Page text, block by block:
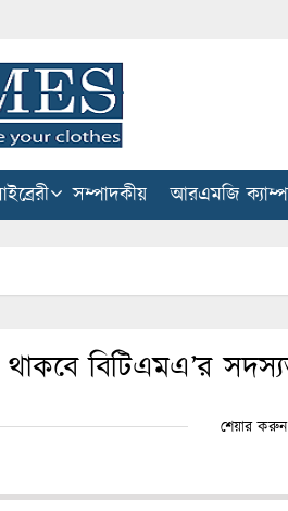
সম্পাদকীয় আরএমজি
বিটিএমএ’র
শেয়ার করুন